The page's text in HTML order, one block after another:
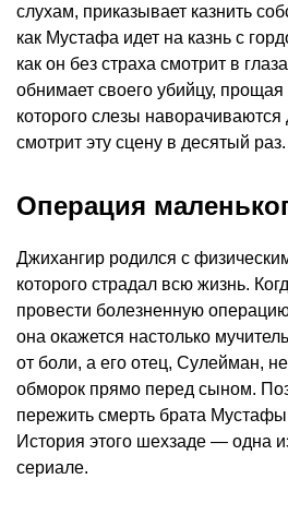
слухам, приказывает казнить
как Мустафа идет на казнь с
как он без страха смотрит в
обнимает своего убийцу,
которого слезы наворачиваются
смотрит эту сцену в десятый раз.
Операция
Джихангир родился с
которого страдал всю жизнь.
провести болезненную
она окажется настолько
от боли, а его отец, Сулейман,
обморок прямо перед сыном.
пережить смерть брата Мустафы
История этого шехзаде — одна
сериале.